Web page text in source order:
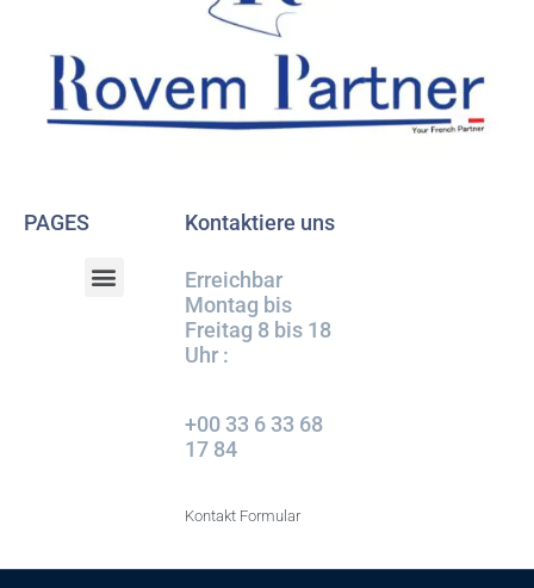
PAGES Kontaktiere uns
Erreichbar
Montag bis
Freitag 8 bis 18
Uhr :
+00 33 6 33 68
17 84
Kontakt Formular